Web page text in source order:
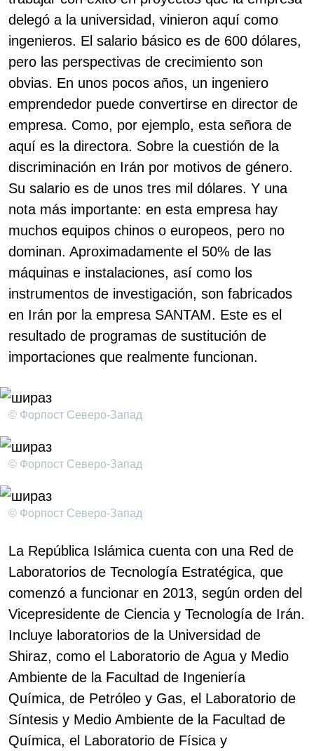
delegó a la universidad, vinieron aquí como
ingenieros. El salario básico es de 600 dólares,
pero las perspectivas de crecimiento son
obvias. En unos pocos años, un ingeniero
emprendedor puede convertirse en director de
empresa. Como, por ejemplo, esta señora de
aquí es la directora. Sobre la cuestión de la
discriminación en Irán por motivos de género.
Su salario es de unos tres mil dólares. Y una
nota más importante: en esta empresa hay
muchos equipos chinos o europeos, pero no
dominan. Aproximadamente el 50% de las
máquinas e instalaciones, así como los
instrumentos de investigación, son fabricados
en Irán por la empresa SANTAM. Este es el
resultado de programas de sustitución de
importaciones que realmente funcionan.
© Форпост Северо-Запад
© Форпост Северо-Запад
© Форпост Северо-Запад
La República Islámica cuenta con una Red de
Laboratorios de Tecnología Estratégica, que
comenzó a funcionar en 2013, según orden del
Vicepresidente de Ciencia y Tecnología de Irán.
Incluye laboratorios de la Universidad de
Shiraz, como el Laboratorio de Agua y Medio
Ambiente de la Facultad de Ingeniería
Química, de Petróleo y Gas, el Laboratorio de
Síntesis y Medio Ambiente de la Facultad de
Química, el Laboratorio de Física y